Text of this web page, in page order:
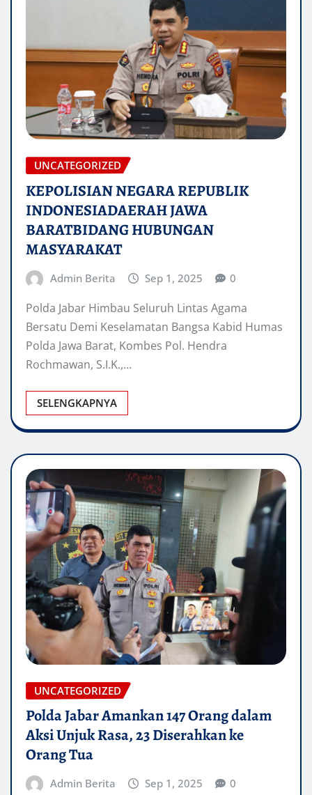
UNCATEGORIZED
KEPOLISIAN NEGARA REPUBLIK
INDONESIADAERAH JAWA
BARATBIDANG HUBUNGAN
MASYARAKAT
Admin Berita Sep 1, 2025 0
Polda Jabar Himbau Seluruh Lintas Agama
Bersatu Demi Keselamatan Bangsa Kabid Humas
Polda Jawa Barat, Kombes Pol. Hendra
Rochmawan, S.I.K.,…
SELENGKAPNYA
UNCATEGORIZED
Polda Jabar Amankan 147 Orang dalam
Aksi Unjuk Rasa, 23 Diserahkan ke
Orang Tua
Admin Berita Sep 1, 2025 0